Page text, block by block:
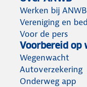
Werken bij ANWB
Vereniging en
Voor de pers
Voorbereid op
Wegenwacht
Autoverzekering
Onderweg app